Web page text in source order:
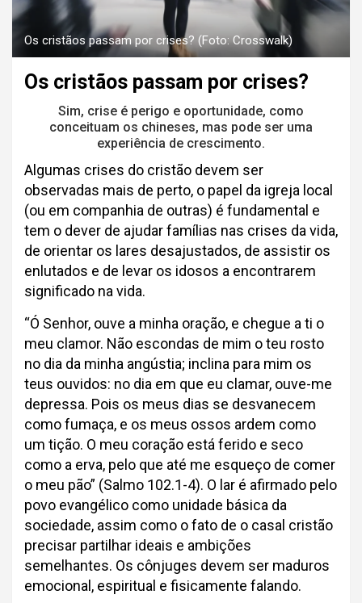
Os cristãos passam por crises? (Foto: Crosswalk)
Os cristãos passam por crises?
Sim, crise é perigo e oportunidade, como
conceituam os chineses, mas pode ser uma
experiência de crescimento.
Algumas crises do cristão devem ser
observadas mais de perto, o papel da igreja local
(ou em companhia de outras) é fundamental e
tem o dever de ajudar famílias nas crises da vida,
de orientar os lares desajustados, de assistir os
enlutados e de levar os idosos a encontrarem
significado na vida.
“Ó Senhor, ouve a minha oração, e chegue a ti o
meu clamor. Não escondas de mim o teu rosto
no dia da minha angústia; inclina para mim os
teus ouvidos: no dia em que eu clamar, ouve-me
depressa. Pois os meus dias se desvanecem
como fumaça, e os meus ossos ardem como
um tição. O meu coração está ferido e seco
como a erva, pelo que até me esqueço de comer
o meu pão” (Salmo 102.1-4). O lar é afirmado pelo
povo evangélico como unidade básica da
sociedade, assim como o fato de o casal cristão
precisar partilhar ideais e ambições
semelhantes. Os cônjuges devem ser maduros
emocional, espiritual e fisicamente falando.